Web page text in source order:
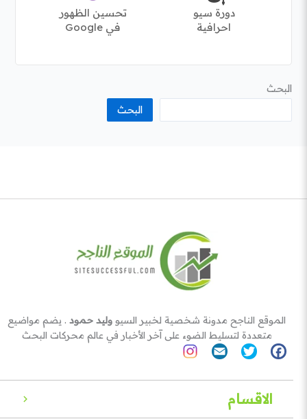
دورة سيو
احرافية
تحسين الظهور
في Google
البحث
البحث
الموقع الناجح مدونة شخصية لخبير السيو وليد حمود . يضم مواضيع
متعددة لتسليط الضوء على آخر الأخبار في عالم محركات البحث
الاقسام